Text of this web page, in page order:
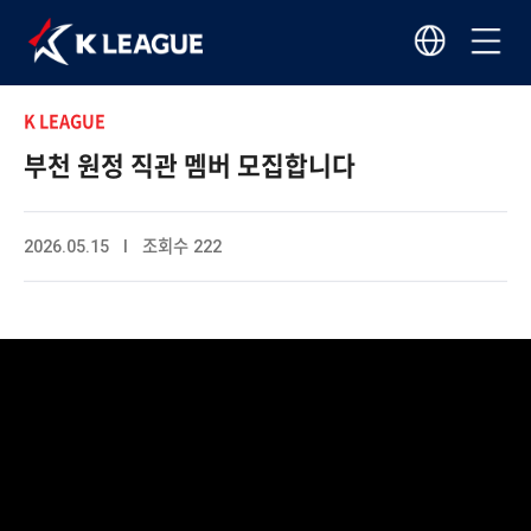
K LEAGUE
부천 원정 직관 멤버 모집합니다
2026.05.15 I 조회수 222